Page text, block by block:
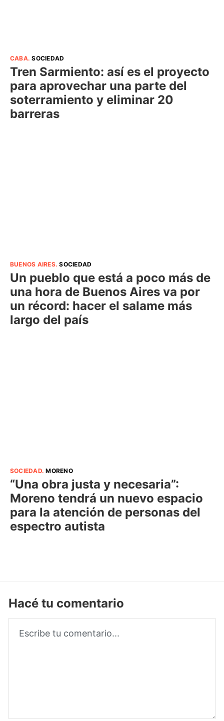
CABA.SOCIEDAD
Tren Sarmiento: así es el proyecto
para aprovechar una parte del
soterramiento y eliminar 20
barreras
BUENOS AIRES.SOCIEDAD
Un pueblo que está a poco más de
una hora de Buenos Aires va por
un récord: hacer el salame más
largo del país
SOCIEDAD.MORENO
“Una obra justa y necesaria”:
Moreno tendrá un nuevo espacio
para la atención de personas del
espectro autista
Hacé tu comentario